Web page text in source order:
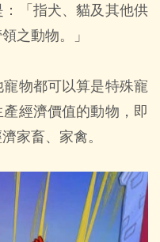
「指犬、貓及其他供
之動物。」
物都可以算是特殊寵
經濟價值的動物，即
家畜、家禽。